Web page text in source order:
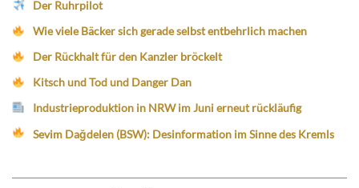
Der Ruhrpilot
Wie viele Bäcker sich gerade selbst entbehrlich machen
Der Rückhalt für den Kanzler bröckelt
Kitsch und Tod und Danger Dan
Industrieproduktion in NRW im Juni erneut rückläufig
Sevim Dağdelen (BSW): Desinformation im Sinne des Kremls